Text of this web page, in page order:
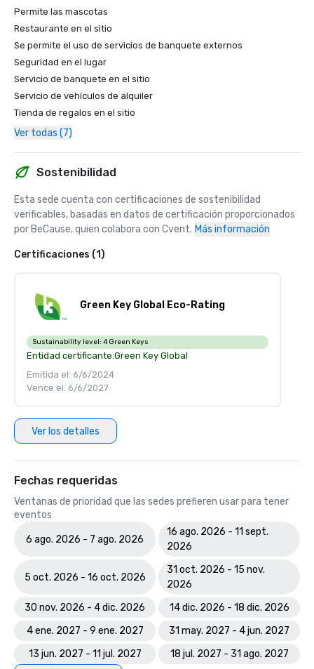
Permite las mascotas
Restaurante en el sitio
Se permite el uso de servicios de banquete externos
Seguridad en el lugar
Servicio de banquete en el sitio
Servicio de vehículos de alquiler
Tienda de regalos en el sitio
Ver todas (7)
Sostenibilidad
Esta sede cuenta con certificaciones de sostenibilidad
verificables, basadas en datos de certificación proporcionados
por BeCause, quien colabora con Cvent. Más información
Certificaciones (1)
Green Key Global Eco-Rating
Sustainability level: 4 Green Keys
Entidad certificante:Green Key Global
Emitida el: 6/6/2024
Vence el: 6/6/2027
Ver los detalles
Fechas requeridas
Ventanas de prioridad que las sedes prefieren usar para tener
eventos
6 ago. 2026 - 7 ago. 2026
16 ago. 2026 - 11 sept.
2026
5 oct. 2026 - 16 oct. 2026
31 oct. 2026 - 15 nov.
2026
30 nov. 2026 - 4 dic. 2026
14 dic. 2026 - 18 dic. 2026
4 ene. 2027 - 9 ene. 2027
31 may. 2027 - 4 jun. 2027
13 jun. 2027 - 11 jul. 2027
18 jul. 2027 - 31 ago. 2027